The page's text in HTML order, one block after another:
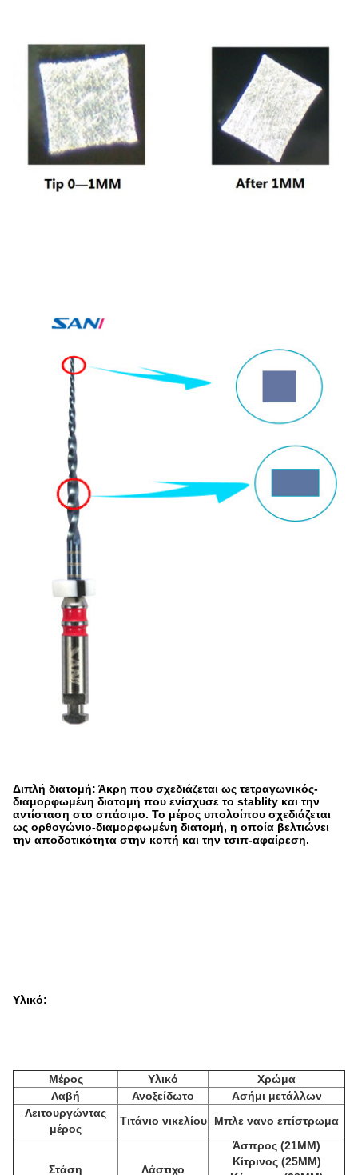
Διπλή διατομή: Άκρη που σχεδιάζεται ως τετραγωνικός-
διαμορφωμένη διατομή που ενίσχυσε το stablity και την
αντίσταση στο σπάσιμο. Το μέρος υπολοίπου σχεδιάζεται
ως ορθογώνιο-διαμορφωμένη διατομή, η οποία βελτιώνει
την αποδοτικότητα στην κοπή και την τσιπ-αφαίρεση.
Υλικό:
Μέρος Υλικό
Χρώμα
Λαβή
Ανοξείδωτο
Ασήμι μετάλλων
Λειτουργώντας
μέρος
Τιτάνιο νικελίου Μπλε νανο επίστρωμα
Στάση Λάστιχο
Άσπρος (21MM)
Κίτρινος (25MM)